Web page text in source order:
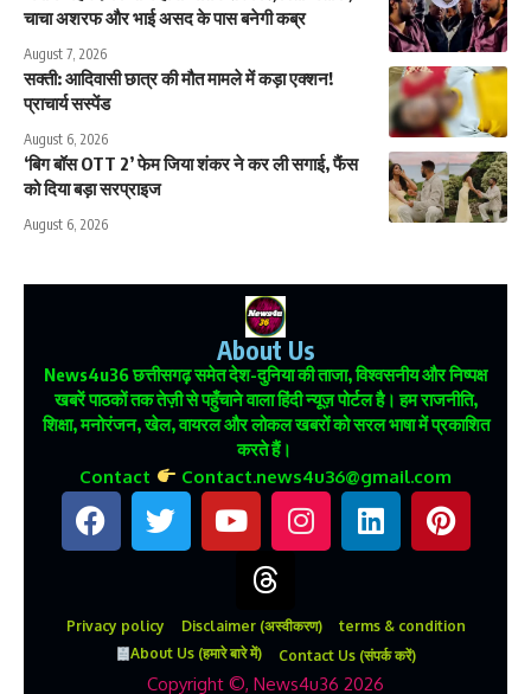
चाचा अशरफ और भाई असद के पास बनेगी कब्र
August 7, 2026
सक्ती: आदिवासी छात्र की मौत मामले में कड़ा एक्शन!
प्राचार्य सस्पेंड
August 6, 2026
‘बिग बॉस OTT 2’ फेम जिया शंकर ने कर ली सगाई, फैंस
को दिया बड़ा सरप्राइज
August 6, 2026
About Us
News4u36छत्तीसगढ़ समेत देश-दुनिया की ताजा, विश्वसनीय और निष्पक्ष
खबरें पाठकों तक तेज़ी से पहुँचाने वाला हिंदी न्यूज़ पोर्टल है। हम राजनीति,
शिक्षा, मनोरंजन, खेल, वायरल और लोकल खबरों को सरल भाषा में प्रकाशित
करते हैं।
Contact Contact.news4u36@gmail.com
Privacy policy Disclaimer (अस्वीकरण)
terms & condition
About Us (हमारे बारे में)
Contact Us (संपर्क करें)
Copyright ©, News4u36 2026